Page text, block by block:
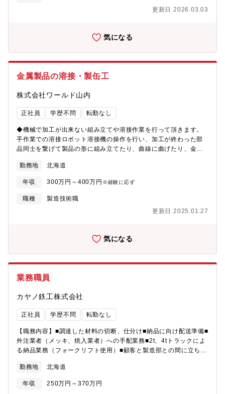
更新日 2026.03.03
気になる
金属製品の溶接・製缶工
株式会社ワールド山内
正社員 学歴不問 転勤なし
◆機械で加工が出来ない組み立てや溶接作業を行って頂きます。
手作業での溶接ロボット溶接機の操作を行い、加工が終わった部
品同士を繋げて製品の形に組み立てたり、曲線に曲げたり、金属
験を積み知識を身につけ、管理職へとキャリアアップ（主任→係
長→課長→部長）◇部署の異動も柔軟に行われていて、「こうい
った作業に興味がある」「手先を活かせる作業がしたい」など、
どんな仕事がしたいかという要望が言いやすい環境です。◇1つの
【募集背景】最先端の生産整備で短納期、低コスト、高品質を強
道外企業です。2022年に新工場が完成し、今後は航空産業や宇宙
産業にも進出する予定。会社の更なる成長の為に新しい人材を募
集しています。
勤務地 北海道
年収 300万円～400万円 ※経験に応ず
職種
製造技術職
更新日 2025.01.27
気になる
業務職員
カヤノ鉄工株式会社
正社員 学歴不問 転勤なし
【職務内容】■調達した材料の切断、仕分け■納品に向け配送準備■
外注業者（メッキ、焼入業者）への手配業務■2t、4tトラックによ
る納品業務（フォークリフト使用）■顧客と製造部との間に立ち納
造に関わる附帯作業（機械部品製作において材料となる鋼材の仕
入・発注業務）※上記内容を業務職員（2～3名）で分担して行っ
ていただきます。
勤務地 北海道
年収 250万円～370万円